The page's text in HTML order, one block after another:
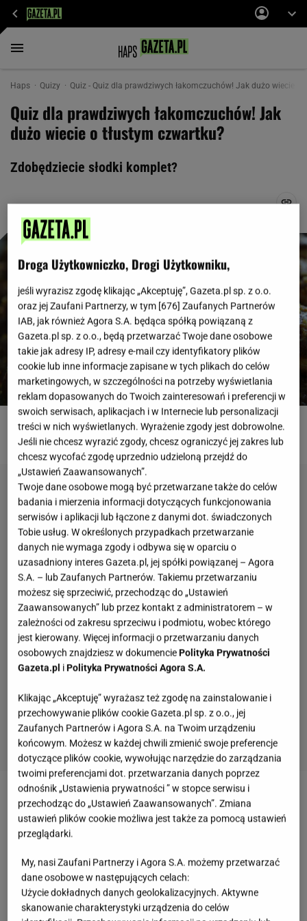
Haps Quizy Quiz - Quiz dla prawdziwych łakomczuchów! Jak dużo wiecie o
Quiz dla prawdziwych łakomczuchów! Jak
dużo wiecie o tłustym czwartku?
Zdobędziecie słodki komplet?
ROZWIĄŻ QUIZ
Quiz. Gdzie leży Kapsztad, a w którym Zurych?
To test dla wyjadaczy!
Kojarzysz ich nazwiska?
Wybraliśmy kadry z 15 polskich filmów.
Droga Użytkowniczko, Drogi Użytkowniku,
jeśli wyrazisz zgodę klikając „Akceptuję”, Gazeta.pl sp. z o.o.
oraz jej Zaufani Partnerzy, w tym [676] Zaufanych Partnerów
IAB, jak również Agora S.A. będąca spółką powiązaną z
Gazeta.pl sp. z o.o., będą przetwarzać Twoje dane osobowe
takie jak adresy IP, adresy e-mail czy identyfikatory plików
cookie lub inne informacje zapisane w tych plikach do celów
marketingowych, w szczególności na potrzeby wyświetlania
reklam dopasowanych do Twoich zainteresowań i preferencji w
swoich serwisach, aplikacjach i w Internecie lub personalizacji
treści w nich wyświetlanych. Wyrażenie zgody jest dobrowolne.
Jeśli nie chcesz wyrazić zgody, chcesz ograniczyć jej zakres lub
chcesz wycofać zgodę uprzednio udzieloną przejdź do
„Ustawień Zaawansowanych”.
Twoje dane osobowe mogą być przetwarzane także do celów
badania i mierzenia informacji dotyczących funkcjonowania
serwisów i aplikacji lub łączone z danymi dot. świadczonych
Tobie usług. W określonych przypadkach przetwarzanie
danych nie wymaga zgody i odbywa się w oparciu o
uzasadniony interes Gazeta.pl, jej spółki powiązanej – Agora
S.A. – lub Zaufanych Partnerów. Takiemu przetwarzaniu
możesz się sprzeciwić, przechodząc do „Ustawień
Zaawansowanych” lub przez kontakt z administratorem – w
zależności od zakresu sprzeciwu i podmiotu, wobec którego
jest kierowany. Więcej informacji o przetwarzaniu danych
osobowych znajdziesz w dokumenciePolityka Prywatności
Gazeta.pl iPolityka Prywatności Agora S.A.
Klikając „Akceptuję” wyrażasz też zgodę na zainstalowanie i
przechowywanie plików cookie Gazeta.pl sp. z o.o., jej
Zaufanych Partnerów i Agora S.A. na Twoim urządzeniu
końcowym. Możesz w każdej chwili zmienić swoje preferencje
dotyczące plików cookie, wywołując narzędzie do zarządzania
twoimi preferencjami dot. przetwarzania danych poprzez
odnośnik „Ustawienia prywatności ” w stopce serwisu i
przechodząc do „Ustawień Zaawansowanych”. Zmiana
ustawień plików cookie możliwa jest także za pomocą ustawień
przeglądarki.
My, nasi Zaufani Partnerzy i Agora S.A. możemy przetwarzać
dane osobowe w następujących celach:
Użycie dokładnych danych geolokalizacyjnych. Aktywne
skanowanie charakterystyki urządzenia do celów